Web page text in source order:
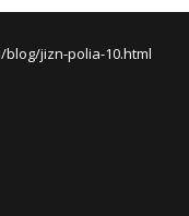
jizn-polia-10.html